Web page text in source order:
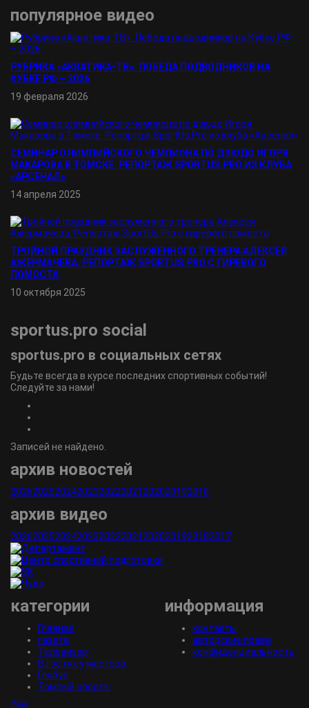
популярное видео
РУБРИКА «АКВАТИКА-TВ». ПОБЕДА ПОДВОДНИКОВ НА
КУБКЕ РФ – 2026
19 февраля 2026
СЕМИНАР ОЛИМПИЙСКОГО ЧЕМПИОНА ПО ДЗЮДО ИГОРЯ
МАКАРОВА В ТОМСКЕ. РЕПОРТАЖ SPORTUS.PRO ИЗ КЛУБА
«АРСЕНАЛ»
14 апреля 2025
ТРОЙНОЙ ПРАЗДНИК ЗАСЛУЖЕННОГО ТРЕНЕРА АЛЕКСЕЯ
АЖЕРМАЧЕВА. РЕПОРТАЖ SPORTUS.PRO С ГИРЕВОГО
ПОМОСТА
10 октября 2025
sportus.pro social
sportus.pro в социальных сетях
Будьте всегда в курсе последних спортивных событий!
Следуйте за нами!
Записей не найдено.
архив новостей
202620252024202320222021 202020192018
архив видео
202620252024202320222021 2020201920182017
категории
Главная
газета
Телевизор
В гостях у мастера
Глобус
Томскiй спортъ
информация
контакты
авторские права
конфиденциальность
@vk